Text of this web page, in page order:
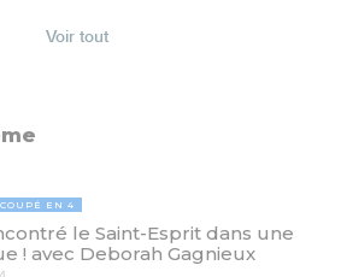
Voir tout
COUPÉ EN 4
le Saint-Esprit dans une
! avec Deborah Gagnieux